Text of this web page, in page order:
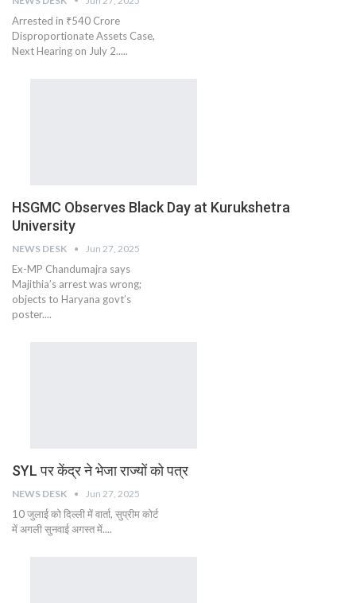
Arrested in ₹540 Crore
Disproportionate Assets Case,
Next Hearing on July 2.....
HSGMC Observes Black Day at Kurukshetra
University
NEWS DESK Jun 27, 2025
Ex-MP Chandumajra says
Majithia’s arrest was wrong;
objects to Haryana govt’s
poster....
SYL पर केंद्र ने भेजा राज्यों को पत्र
NEWS DESK Jun 27, 2025
10 जुलाई को दिल्ली में वार्ता, सुप्रीम कोर्ट
में अगली सुनवाई अगस्त में....